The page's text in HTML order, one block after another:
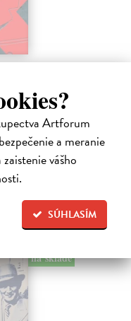
Artforum
a meranie
vášho
SÚHLASÍM
legenda
predstaví vojaka
v kostole. A okamih,
do 3 dní od
na sklade